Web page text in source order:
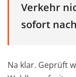
Verkehr
sofort
Na klar. Geprüft